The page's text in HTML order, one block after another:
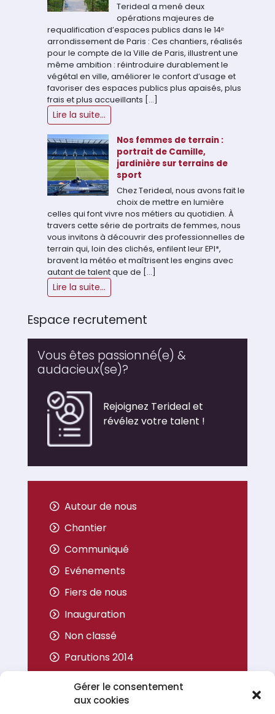
Gérer le consentement
aux cookies
Terideal a mené deux
opérations majeures de
requalification d’espaces publics dans le 14ᵉ
arrondissement de Paris : Ces chantiers, réalisés
pour le compte de la Ville de Paris, illustrent une
même ambition : réintroduire durablement le
végétal en ville, améliorer le confort d’usage et
favoriser des espaces publics plus apaisés, plus
frais et plus accueillants […]
Lire la suite...
Nos femmes de terrain :
portrait de Camille,
jardinière sur terrains de
sport
Chez Terideal, nous avons fait le
choix de mettre en lumière
celles qui font vivre nos métiers au quotidien. À
travers cette série de portraits de femmes, nous
vous invitons à découvrir des professionnelles de
terrain qui, loin des clichés, enfilent leur EPI*,
bravent la météo et maîtrisent les engins avec
autant de talent que de […]
Lire la suite...
Espace recrutement
Vous êtes passionné(e) &
audacieux(se)?
Rejoignez Terideal et
révélez votre talent !
Autour de nous
Chantier
Communiqué
Evénements
Fiers de nous
Inauguration
Non classé
Parutions 2014
Parutions 2015
Parutions 2016